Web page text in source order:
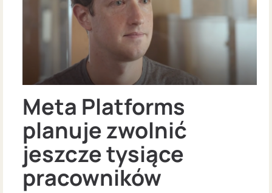
Meta Platforms
planuje zwolnić
jeszcze tysiące
pracowników